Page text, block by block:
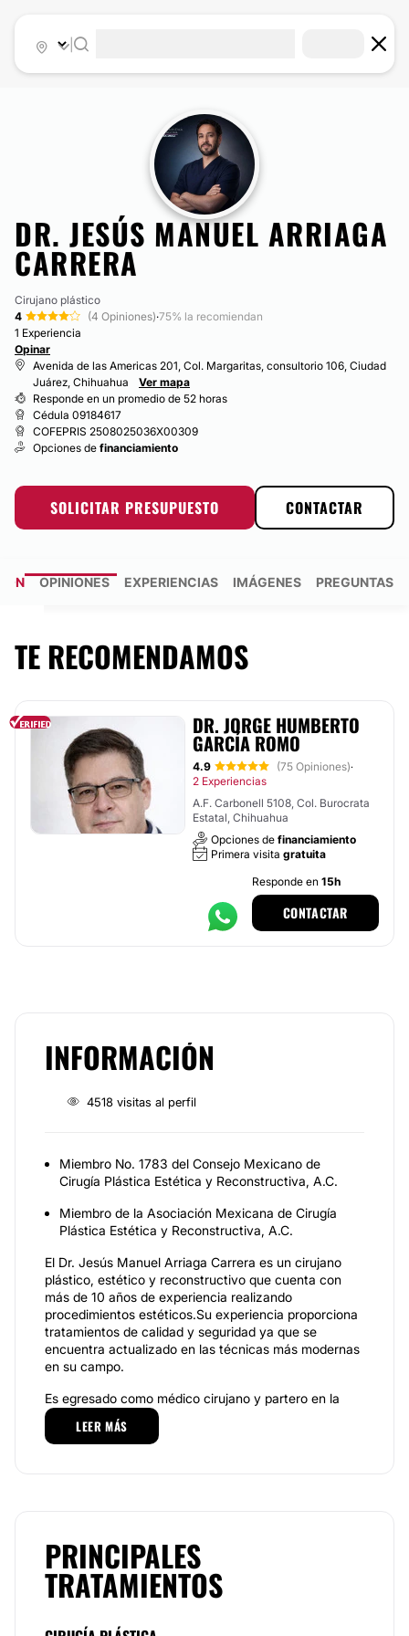
DR. JESÚS MANUEL ARRIAGA
CARRERA
Cirujano plástico
4
(4 Opiniones)·75% la recomiendan
1 Experiencia
Opinar
Avenida de las Americas 201, Col. Margaritas, consultorio 106, Ciudad
Juárez, Chihuahua
Ver mapa
Responde en un promedio de 52 horas
Cédula 09184617
COFEPRIS 2508025036X00309
Opciones de financiamiento
SOLICITAR PRESUPUESTO CONTACTAR
OPINIONES EXPERIENCIAS IMÁGENES PREGUNTAS
TE RECOMENDAMOS
DR. JORGE HUMBERTO
GARCÍA ROMO
4.9 (75 Opiniones)·
2 Experiencias
A.F. Carbonell 5108, Col. Burocrata
Estatal, Chihuahua
Opciones de financiamiento
Primera visita gratuita
Responde en 15h
CONTACTAR
INFORMACIÓN
4518 visitas al perfil
Miembro No. 1783 del Consejo Mexicano de
Cirugía Plástica Estética y Reconstructiva, A.C.
Miembro de la Asociación Mexicana de Cirugía
Plástica Estética y Reconstructiva, A.C.
El Dr. Jesús Manuel Arriaga Carrera es un cirujano
plástico, estético y reconstructivo que cuenta con
más de 10 años de experiencia realizando
procedimientos estéticos.Su experiencia proporciona
tratamientos de calidad y seguridad ya que se
encuentra actualizado en las técnicas más modernas
en su campo.
Es egresado como médico cirujano y partero en la
“Universidad Autónoma De Chihuahua” en 2006,
cursó la especialidad en cirugía plástica y
Entre las especialidades del r. Jesús Manuel Arriaga
Carrera se encuentran la ridectomía, la mentoplastia
y la blefaroplastia.
estética que consiste en la eliminación quirúrgica de
LEER MÁS
PRINCIPALES
TRATAMIENTOS